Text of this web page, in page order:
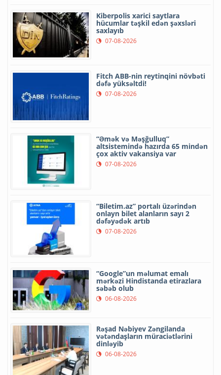
Kiberpolis xarici saytlara
hücumlar təşkil edən şəxsləri
saxlayıb
07-08-2026
Fitch ABB-nin reytinqini növbəti
dəfə yüksəltdi!
07-08-2026
“Əmək və Məşğulluq”
altsistemində hazırda 65 mindən
çox aktiv vakansiya var
07-08-2026
“Biletim.az” portalı üzərindən
onlayn bilet alanların sayı 2
dəfəyədək artıb
07-08-2026
“Google”un məlumat emalı
mərkəzi Hindistanda etirazlara
səbəb olub
06-08-2026
Rəşad Nəbiyev Zəngilanda
vətəndaşların müraciətlərini
dinləyib
06-08-2026